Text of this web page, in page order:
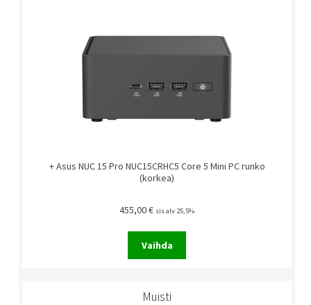
+ Asus NUC 15 Pro NUC15CRHC5 Core 5 Mini PC runko
(korkea)
455,00€ sis alv 25,5%
Vaihda
Muisti